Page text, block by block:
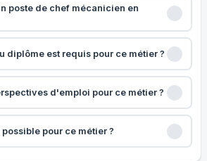
poste de chef mécanicien en
diplôme est requis pour ce métier ?
d'emploi pour ce métier ?
pour ce métier ?